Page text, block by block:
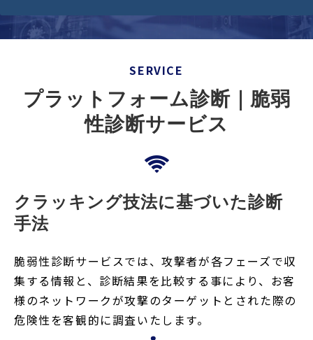
SERVICE
プラットフォーム診断｜脆弱
性診断サービス
クラッキング技法に基づいた診断
手法
脆弱性診断サービスでは、攻撃者が各フェーズで収
集する情報と、診断結果を比較する事により、お客
様のネットワークが攻撃のターゲットとされた際の
危険性を客観的に調査いたします。